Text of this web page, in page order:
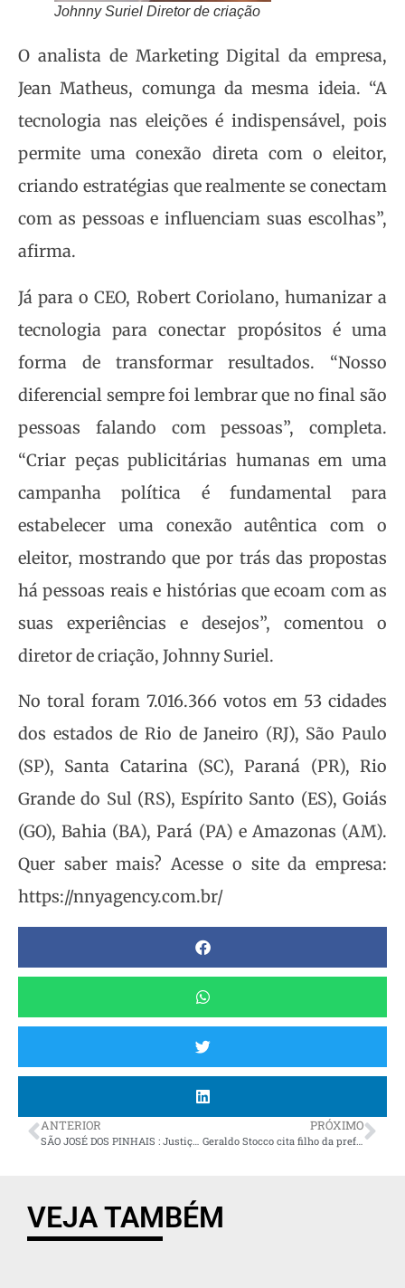
Johnny Suriel Diretor de criação
O analista de Marketing Digital da empresa,
Jean Matheus, comunga da mesma ideia. “A
tecnologia nas eleições é indispensável, pois
permite uma conexão direta com o eleitor,
criando estratégias que realmente se conectam
com as pessoas e influenciam suas escolhas”,
afirma.
Já para o CEO, Robert Coriolano, humanizar a
tecnologia para conectar propósitos é uma
forma de transformar resultados. “Nosso
diferencial sempre foi lembrar que no final são
pessoas falando com pessoas”, completa.
“Criar peças publicitárias humanas em uma
campanha política é fundamental para
estabelecer uma conexão autêntica com o
eleitor, mostrando que por trás das propostas
há pessoas reais e histórias que ecoam com as
suas experiências e desejos”, comentou o
diretor de criação, Johnny Suriel.
No toral foram 7.016.366 votos em 53 cidades
dos estados de Rio de Janeiro (RJ), São Paulo
(SP), Santa Catarina (SC), Paraná (PR), Rio
Grande do Sul (RS), Espírito Santo (ES), Goiás
(GO), Bahia (BA), Pará (PA) e Amazonas (AM).
Quer saber mais? Acesse o site da empresa:
https://nnyagency.com.br/
ANTERIOR PRÓXIMO
Geraldo Stocco cita filho da prefeita de PG em esquema de corrupção e fraude
VEJA TAMBÉM